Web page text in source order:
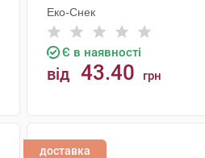
Еко-Снек
Є в наявності
від 43.40 грн
доставка